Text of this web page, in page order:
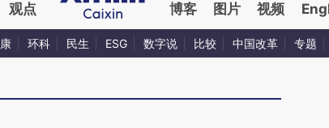
观点 博客 图片 视频
环科 民生 ESG 数字说 比较 中国改革 专题